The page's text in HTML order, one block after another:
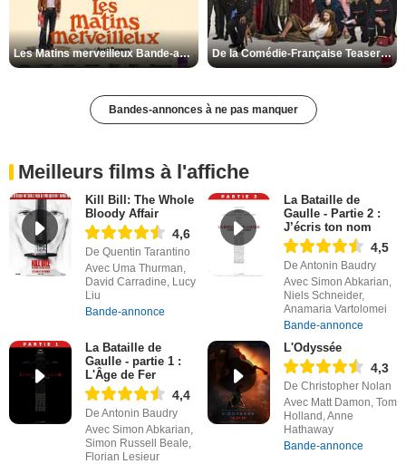
Les Matins merveilleux Bande-annonce VF De la Comédie-Française Teaser VF
Bandes-annonces à ne pas manquer
Meilleurs films à l'affiche
Kill Bill: The Whole
Bloody Affair
4,6
De Quentin Tarantino
Avec Uma Thurman,
David Carradine, Lucy
Liu
Bande-annonce
La Bataille de
Gaulle - Partie 2 :
J’écris ton nom
4,5
De Antonin Baudry
Avec Simon Abkarian,
Niels Schneider,
Anamaria Vartolomei
Bande-annonce
La Bataille de
Gaulle - partie 1 :
L'Âge de Fer
4,4
De Antonin Baudry
Avec Simon Abkarian,
Simon Russell Beale,
Florian Lesieur
L'Odyssée
4,3
De Christopher Nolan
Avec Matt Damon, Tom
Holland, Anne
Hathaway
Bande-annonce